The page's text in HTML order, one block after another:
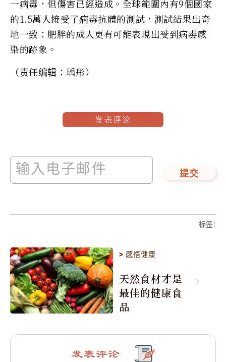
一病毒，但傷害已經造成。全球範圍內有9個國家
的1.5萬人接受了病毒抗體的測試，測試結果出奇
地一致：肥胖的成人更有可能表現出受到病毒感
染的跡象。
（责任编辑：瑀彤）
发表评论
提交
标签:
>感悟健康
天然食材才是
最佳的健康食
品
发表评论